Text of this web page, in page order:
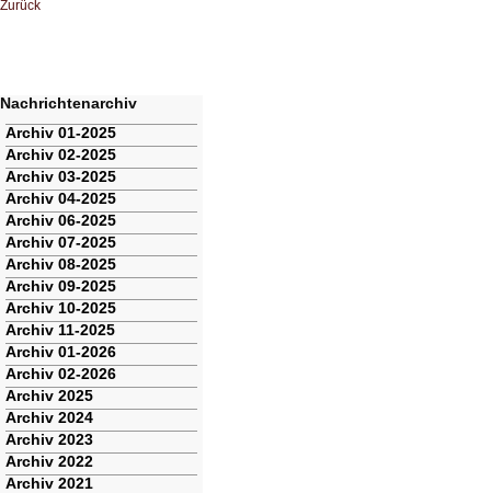
Zurück
Nachrichtenarchiv
Navigation
überspringen
Archiv 01-2025
Archiv 02-2025
Archiv 03-2025
Archiv 04-2025
Archiv 06-2025
Archiv 07-2025
Archiv 08-2025
Archiv 09-2025
Archiv 10-2025
Archiv 11-2025
Archiv 01-2026
Archiv 02-2026
Archiv 2025
Archiv 2024
Archiv 2023
Archiv 2022
Archiv 2021